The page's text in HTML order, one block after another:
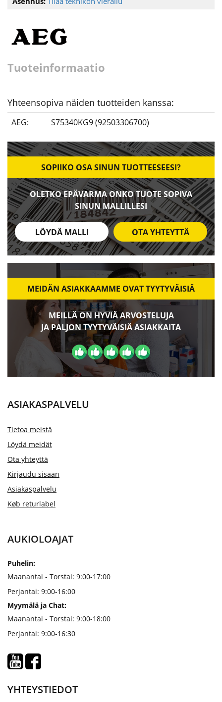
Tuoteinformaatio
Yhteensopiva näiden tuotteiden kanssa:
AEG: S75340KG9 (92503306700)
SOPIIKO OSA SINUN TUOTTEESEESI?
OLETKO EPÄVARMA ONKO TUOTE SOPIVA
SINUN MALLILLESI
LÖYDÄ MALLI OTA YHTEYTTÄ
MEIDÄN ASIAKKAAMME OVAT TYYTYVÄISIÄ
MEILLÄ ON HYVIÄ ARVOSTELUJA
JA PALJON TYYTYVÄISIÄ ASIAKKAITA
ASIAKASPALVELU
Tietoa meistä
Löydä meidät
Ota yhteyttä
Kirjaudu sisään
Asiakaspalvelu
Køb returlabel
AUKIOLOAJAT
Puhelin:
Maanantai - Torstai: 9:00-17:00
Perjantai: 9:00-16:00
Myymälä ja Chat:
Maanantai - Torstai: 9:00-18:00
Perjantai: 9:00-16:30
YHTEYSTIEDOT